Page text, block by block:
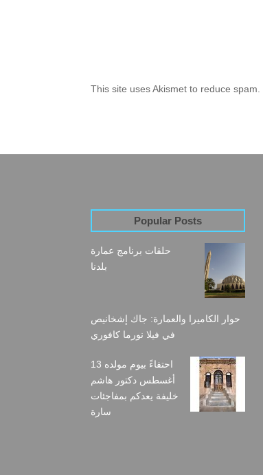
This site uses Akismet to reduce spam.
Popular Posts
حلقات برنامج عمارة
بلدنا
حوار الكاميرا والعمارة: جاك إشخانيص
في فيلا نورما كافوري
احتفاءً بيوم مولده 13
أغسطس دكتور هاشم
خليفة يعدكم بمفاجئات
سارة